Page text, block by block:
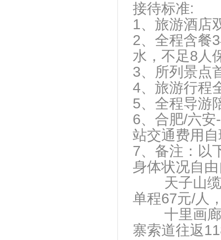
接待标准:
1、旅游酒店
2、全程含餐
水，不足8人
3、所列景点
4、旅游行程
5、全程导游
6、合肥/六
站交通费用
7、备注：以
身体状况自
天子山缆
单程67元/人
十里画廊
寨索道往返